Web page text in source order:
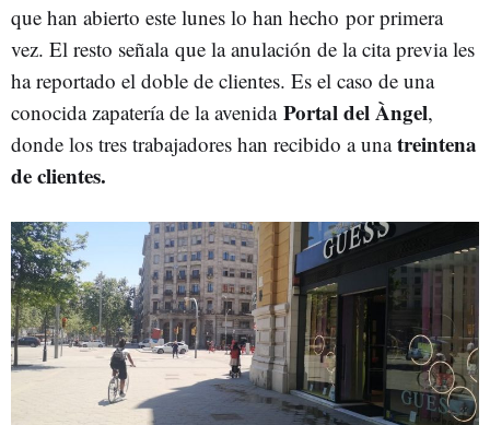
que han abierto este lunes lo han hecho por primera
vez. El resto señala que la anulación de la cita previa les
ha reportado el doble de clientes. Es el caso de una
conocida zapatería de la avenida Portal del Àngel,
donde los tres trabajadores han recibido a unatreintena
de clientes.